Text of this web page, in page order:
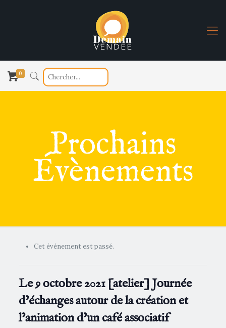
0
Prochains
Évènements
Cet évènement est passé.
Le 9 octobre 2021 [atelier] Journée
d’échanges autour de la création et
l’animation d’un café associatif